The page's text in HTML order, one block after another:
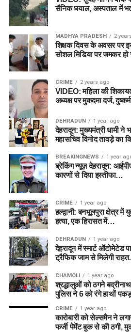
सैनिक घयाल, अस्पताल में
MADHYA PRADESH 2
शिक्षक दिवस के अवसर पर
सोशल मिडिया पर जमकर हो
CRIME 2 years ago
VIDEO: महिला की
अध्यक्ष पर मुकदमा दर्ज,
DEHRADUN 1 year ago
देहरादून: मुख्यमंत्री धामी ने
महासचिव विनोद तावड़े का
BREAKINGNEWS 1 year
ब्रेकिंग न्यूज़ देहरादून:
कारणों से दिया इस्तीफा…
CRIME 1 year ago
हल्द्वानी: बनभूलपुरा क्षेत्र
हत्या, एक हिरासत में…
DEHRADUN 1 year ago
देहरादून में स्मार्ट ऑटोमेटेड
ट्रैफिक जाम से मिलेगी
CHAMOLI 1 year ago
श्रद्धालुओं को ठगने बद्रीनाथ
पुलिस ने 6 को रंगे हाथों
CRIME 1 year ago
कारोबारी को सेल्समैन ने
फर्जी पेमेंट बुक से की ठगी,